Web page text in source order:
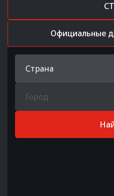
Официальные
Страна
Город